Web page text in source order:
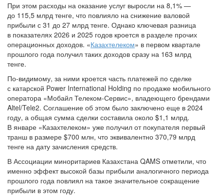
При этом расходы на оказание услуг выросли на 8,1% —
до 115,5 млрд тенге, что повлияло на снижение валовой
прибыли с 31 до 27 млрд тенге. Однако ключевая разница
в показателях 2026 и 2025 годов кроется в разделе прочих
операционных доходов. «Казахтелеком» в первом квартале
прошлого года получил таких доходов сразу на 163 млрд
тенге.
По-видимому, за ними кроется часть платежей по сделке
с катарской Power International Holding по продаже мобильного
оператора «Мобайл Телеком-Сервис», владеющего брендами
Altel/Tele2. Соглашение об этом было заключено еще в 2024
году, а общая сумма сделки составила около $1,1 млрд.
В январе «Казахтелеком» уже получил от покупателя первый
транш в размере $700 млн, что эквивалентно 370,79 млрд
тенге на дату зачисления средств.
В Ассоциации миноритариев Казахстана QAMS отметили, что
именно эффект высокой базы прибыли аналогичного периода
прошлого года повлиял на такое значительное сокращение
прибыли в этом году.